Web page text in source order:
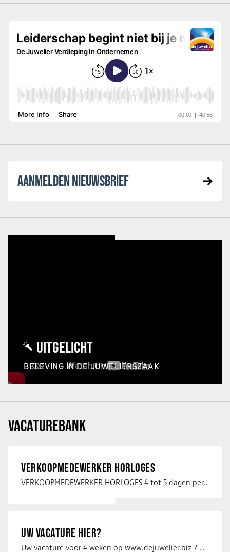
AANMELDEN NIEUWSBRIEF
UITGELICHT
BELEVING IN DE JUWELIERSZAAK
VACATUREBANK
VERKOOPMEDEWERKER HORLOGES
VERKOOPMEDEWERKER HORLOGES 4 tot 5 dagen per week Heb jij een passie voor …
UW VACATURE HIER?
Uw vacature voor 4 weken op www.dejuwelier.biz ? Neem dan contact op met …